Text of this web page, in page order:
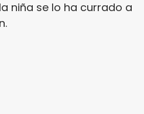
niña se lo ha currado a